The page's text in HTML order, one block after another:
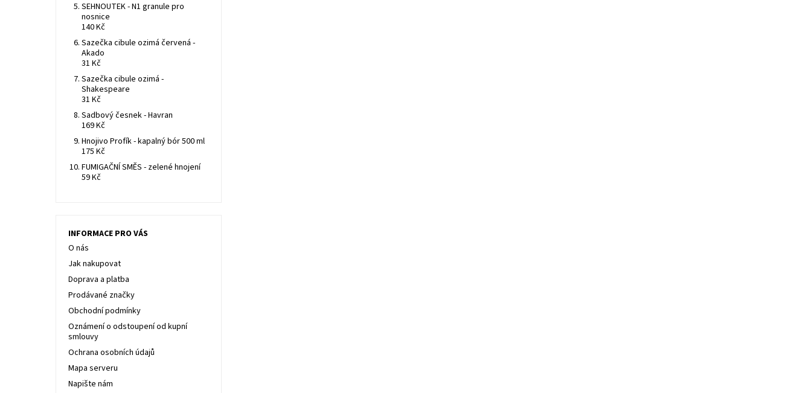
SEHNOUTEK - N1 granule pro
nosnice
140 Kč
Sazečka cibule ozimá červená -
Akado
31 Kč
Sazečka cibule ozimá -
Shakespeare
31 Kč
Sadbový česnek - Havran
169 Kč
Hnojivo Profík - kapalný bór 500 ml
175 Kč
FUMIGAČNÍ SMĚS - zelené hnojení
59 Kč
INFORMACE PRO VÁS
O nás
Jak nakupovat
Doprava a platba
Prodávané značky
Obchodní podmínky
Oznámení o odstoupení od kupní
smlouvy
Ochrana osobních údajů
Mapa serveru
Napište nám